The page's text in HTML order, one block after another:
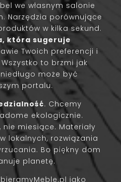
we własnym salonie
Narzędzia porównujące
w kilka sekund.
która sugeruje
Twoich preferencji i
to brzmi jak
może być
portalu.
. Chcemy
ekologicznie.
nie miesiące. Materiały
lokalnych, rozwiązania
Bo piękny dom
planetę.
jako